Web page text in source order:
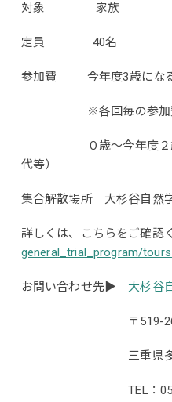
対象 家族
定員 40名
参加費 今年度3歳になる
※各回毎の参加費（
０歳～今年度２歳に
代等）
集合解散場所 大杉谷自然
詳しくは、こちらをご確認
general_trial_program/
お問い合わせ先▶ 大杉谷
〒519-
三重県多気郡大
TEL：0598－